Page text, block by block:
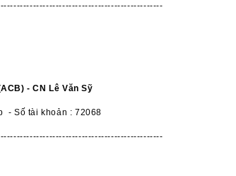
- CN Lê Văn Sỹ
- Số tài khoản : 72068